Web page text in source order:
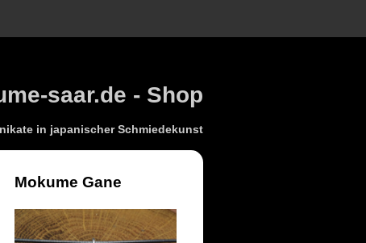
saar.de - Shop
in japanischer Schmiedekunst
Mokume Gane